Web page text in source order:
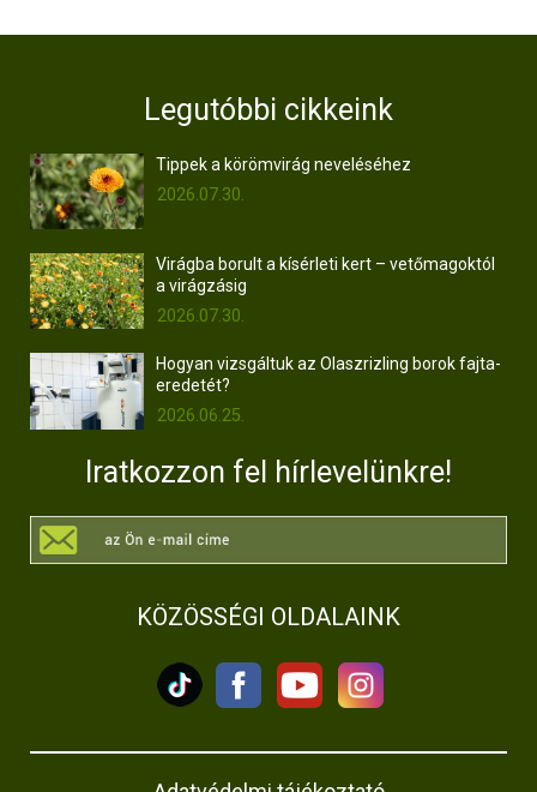
Legutóbbi cikkeink
Tippek a körömvirág neveléséhez
2026.07.30.
Virágba borult a kísérleti kert – vetőmagoktól
a virágzásig
2026.07.30.
Hogyan vizsgáltuk az Olaszrizling borok fajta-
eredetét?
2026.06.25.
Iratkozzon fel hírlevelünkre!
KÖZÖSSÉGI OLDALAINK